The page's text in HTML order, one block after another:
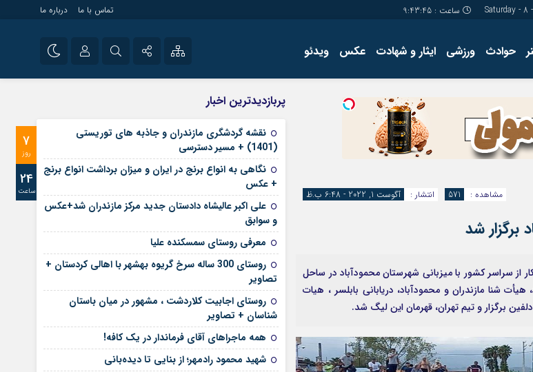
ساعت : 9:43:46 تماس با ما درباره ما
حوادث ورزشی ایثار و شهادت عکس ویدئو
آپارات
رمز عبور
مرا به خاطر بسپار
کارگاه آموزشی راه اندازی سایت و
تولید محتوا سایت های خبری و
مجله ای
انتشار :
آگوست 1, 2022 - 6:48 ب.ظ مشاهده : 571
برگزار شد
مرحله لیگ شنا آب‌های آزاد کشور امروز با حضور ۸۳ ورزشکار از سراسر کشور با میزبانی شهرستان محمودآباد در ساحل
شنا مازندران و محمودآباد، دریابانی بابلسر ، هیات
برگزار و تیم تهران، قهرمان این لیگ شد.
پربازدیدترین اخبار
7
روز
24
ساعت
نقشه گردشگری مازندران و جاذبه های توریستی
(1401) + مسیر دسترسی
نگاهی به انواع برنج در ایران و میزان برداشت انواع برنج
+ عکس
علی‌ اکبر عالیشاه دادستان جدید مرکز مازندران شد+عکس
و سوابق
معرفی روستای سمسکنده علیا
روستای 300 ساله سرخ ‌گریوه بهشهر با اهالی کردستان +
تصاویر
روستای اجابیت کلاردشت ، مشهور در میان باستان
شناسان + تصاویر
همه ماجراهای آقای فرماندار در یک کافه!
شهید محمود رادمهر؛ از بنایی تا دیده‌بانی